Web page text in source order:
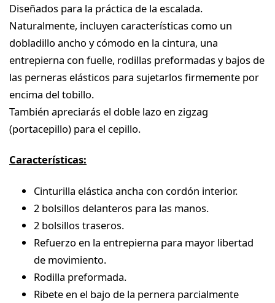
Diseñados para la práctica de la escalada.
Naturalmente, incluyen características como un
dobladillo ancho y cómodo en la cintura, una
entrepierna con fuelle, rodillas preformadas y bajos de
las perneras elásticos para sujetarlos firmemente por
encima del tobillo.
También apreciarás el doble lazo en zigzag
(portacepillo) para el cepillo.
Características:
Cinturilla elástica ancha con cordón interior.
2 bolsillos delanteros para las manos.
2 bolsillos traseros.
Refuerzo en la entrepierna para mayor libertad
de movimiento.
Rodilla preformada.
Ribete en el bajo de la pernera parcialmente